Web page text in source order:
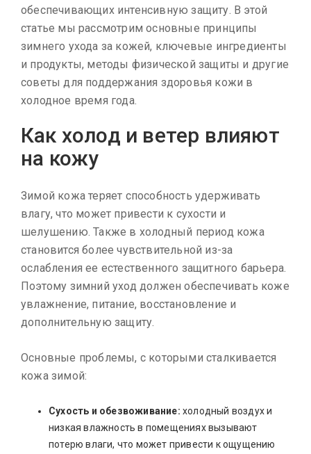
обеспечивающих интенсивную защиту. В этой
статье мы рассмотрим основные принципы
зимнего ухода за кожей, ключевые ингредиенты
и продукты, методы физической защиты и другие
советы для поддержания здоровья кожи в
холодное время года.
Как холод и ветер влияют
на кожу
Зимой кожа теряет способность удерживать
влагу, что может привести к сухости и
шелушению. Также в холодный период кожа
становится более чувствительной из-за
ослабления ее естественного защитного барьера.
Поэтому зимний уход должен обеспечивать коже
увлажнение, питание, восстановление и
дополнительную защиту.
Основные проблемы, с которыми сталкивается
кожа зимой:
Сухость и обезвоживание: холодный воздух и
низкая влажность в помещениях вызывают
потерю влаги, что может привести к ощущению